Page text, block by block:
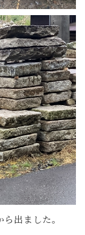
出ました。